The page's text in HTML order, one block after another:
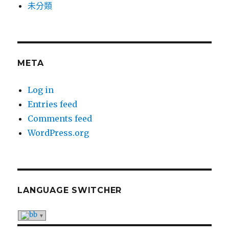
未分類
META
Log in
Entries feed
Comments feed
WordPress.org
LANGUAGE SWITCHER